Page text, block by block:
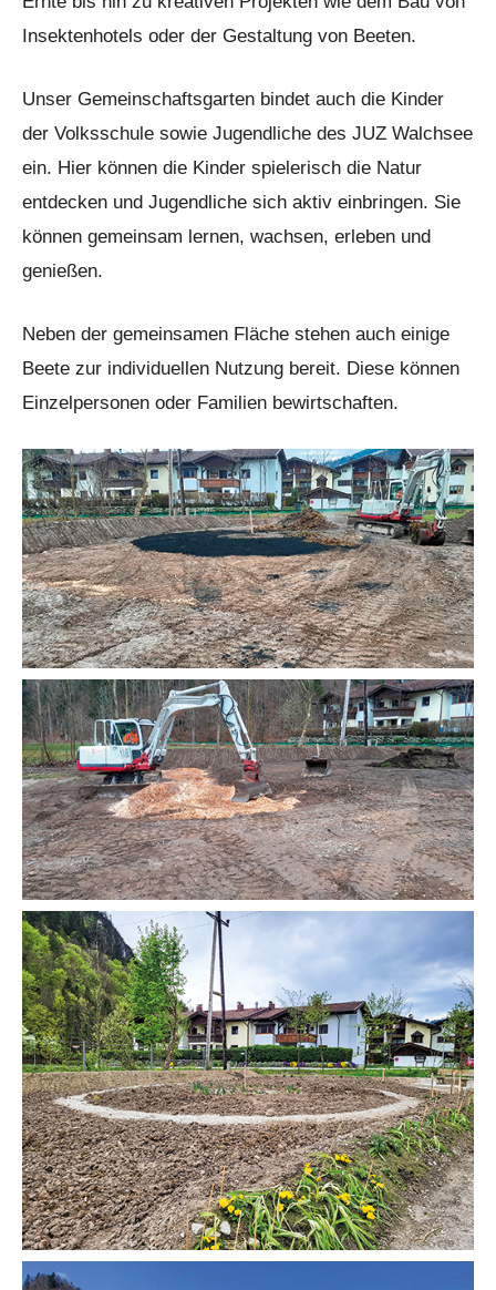
Insektenhotels oder der Gestaltung von Beeten.
Unser Gemeinschaftsgarten bindet auch die Kinder
der Volksschule sowie Jugendliche des JUZ Walchsee
ein. Hier können die Kinder spielerisch die Natur
entdecken und Jugendliche sich aktiv einbringen. Sie
können gemeinsam lernen, wachsen, erleben und
genießen.
Neben der gemeinsamen Fläche stehen auch einige
Beete zur individuellen Nutzung bereit. Diese können
Einzelpersonen oder Familien bewirtschaften.